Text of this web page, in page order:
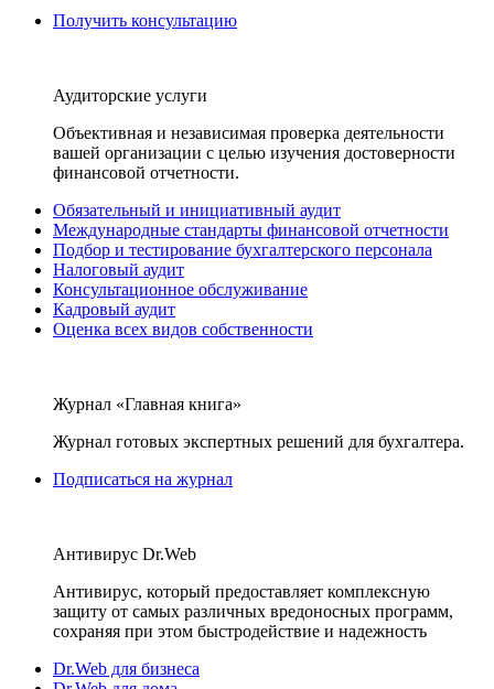
Получить консультацию
Аудиторские услуги
Объективная и независимая проверка деятельности
вашей организации с целью изучения достоверности
финансовой отчетности.
Обязательный и инициативный аудит
Международные стандарты финансовой отчетности
Подбор и тестирование бухгалтерского персонала
Налоговый аудит
Консультационное обслуживание
Кадровый аудит
Оценка всех видов собственности
Журнал «Главная книга»
Журнал готовых экспертных решений для бухгалтера.
Подписаться на журнал
Антивирус Dr.Web
Антивирус, который предоставляет комплексную
защиту от самых различных вредоносных программ,
сохраняя при этом быстродействие и надежность
Dr.Web для бизнеса